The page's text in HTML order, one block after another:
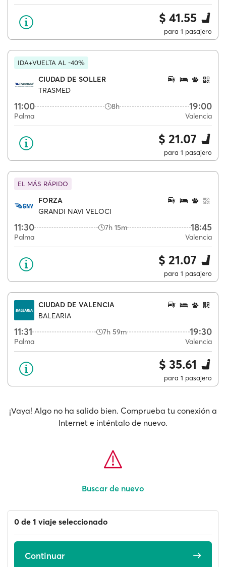
$ 41.55
para 1 pasajero
IDA+VUELTA AL -40%
CIUDAD DE SOLLER
TRASMED
11:00 8h 19:00
Palma Valencia
$ 21.07
para 1 pasajero
EL MÁS RÁPIDO
FORZA
GRANDI NAVI VELOCI
11:30 7h 15m 18:45
Palma Valencia
$ 21.07
para 1 pasajero
CIUDAD DE VALENCIA
BALEARIA
11:31 7h 59m 19:30
Palma Valencia
$ 35.61
para 1 pasajero
¡Vaya! Algo no ha salido bien. Comprueba tu conexión a
Internet e inténtalo de nuevo.
Buscar de nuevo
0 de 1 viaje seleccionado
Continuar